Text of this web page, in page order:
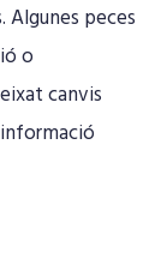
peces
o
canvis